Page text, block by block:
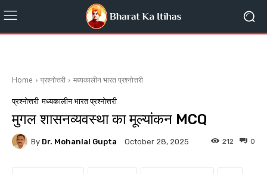
Home प्रश्नोत्तरी मध्यकालीन भारत प्रश्नोत्तरी
प्रश्नोत्तरी मध्यकालीन भारत प्रश्नोत्तरी
मुगल शासनव्यवस्था का मूल्यांकन MCQ
By Dr. Mohanlal Gupta October 28, 2025 0
212